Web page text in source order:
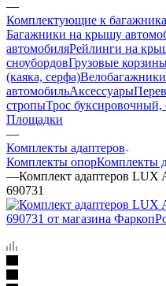
—
Комплектующие к
Багажники на крышу
автомобиляРейлинги на
сноубордовГрузовые
(каяка, серфа)
автомобильАксессуары
стропыТрос буксировочный,
Площадки
—
Комплекты адаптеров
Комплекты опорКомплекты
—Комплект адаптеров
690731